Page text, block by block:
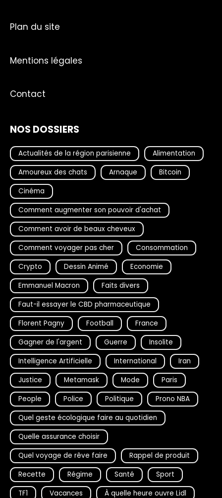
Plan du site
Mentions légales
Contact
NOS DOSSIERS
Actualités de la région parisienne
Alimentation
Amoureux des chats
Arnaque
Bitcoin
Cinéma
Comment augmenter son pouvoir d'achat
Comment avoir de beaux cheveux
Comment voyager pas cher
Consommation
Crypto
Dessin Animé
Economie
Emmanuel Macron
Faits divers
Faut-il essayer le CBD pharmaceutique
Florent Pagny
Football
France
Gagner de l'argent
Guerre
Insolite
Intelligence Artificielle
International
Iran
Justice
Metamask Mode
Paris
People
Police Politique
Prono NBA
Quel geste écologique faire au quotidien
Quelle assurance choisir
Quel voyage de rêve faire
Rappel de produit
Recette
Régime Santé
Sport
TF1
Vacances À quelle heure ouvre Lidl